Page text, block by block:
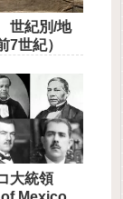
世紀別/地
7世紀）
大統領